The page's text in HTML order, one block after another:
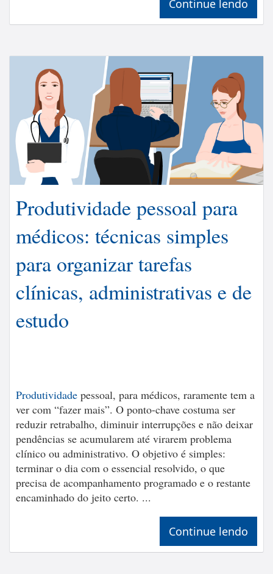
Continue lendo
Produtividade pessoal para
médicos: técnicas simples
para organizar tarefas
clínicas, administrativas e de
estudo
Produtividade pessoal, para médicos, raramente tem a
ver com “fazer mais”. O ponto-chave costuma ser
reduzir retrabalho, diminuir interrupções e não deixar
pendências se acumularem até virarem problema
clínico ou administrativo. O objetivo é simples:
terminar o dia com o essencial resolvido, o que
precisa de acompanhamento programado e o restante
encaminhado do jeito certo. ...
Continue lendo